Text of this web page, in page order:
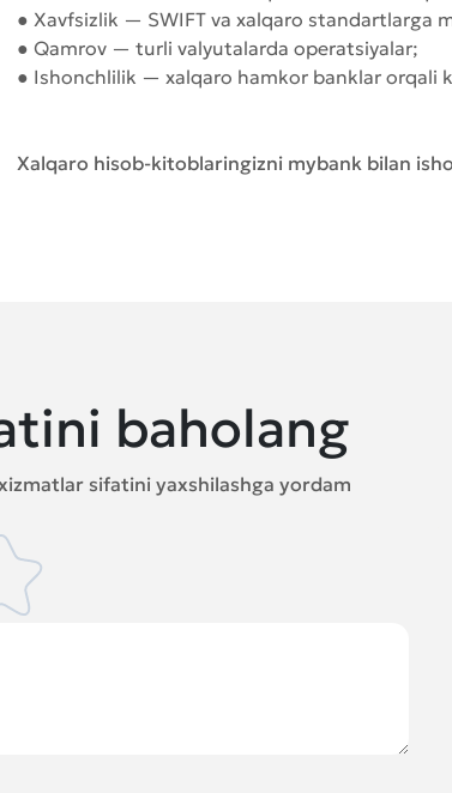
● Xavfsizlik — SWIFT va xalqaro standartlarga
● Qamrov — turli valyutalarda operatsiyalar;
● Ishonchlilik — xalqaro hamkor banklar orqali
Xalqaro hisob-kitoblaringizni mybank bilan
baholang
sifatini yaxshilashga yordam